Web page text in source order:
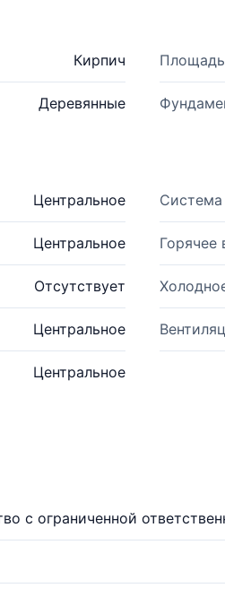
Кирпич Площадь
Деревянные
Центральное Система
Центральное Горячее
Отсутствует
Центральное
Центральное
с ограниченной